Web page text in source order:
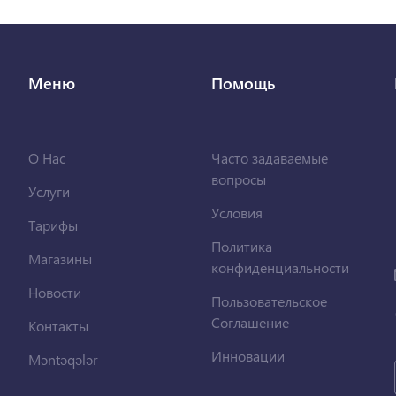
Меню
О Нас
Услуги
Тарифы
Магазины
Новости
Контакты
Məntəqələr
Помощь
Часто задаваемые
вопросы
Условия
Политика
конфиденциальности
Пользовательское
Соглашение
Инновации